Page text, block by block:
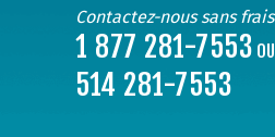
Contactez-nous sans frais
1 877 281-7553 OU
514 281-7553